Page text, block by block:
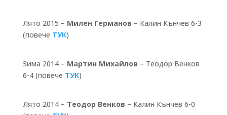
Лято 2015 – Милен Германов – Калин Кънчев 6-3
(повече ТУК)
Зима 2014 – Мартин Михайлов – Теодор Венков
6-4 (повече ТУК)
Лято 2014 – Теодор Венков – Калин Кънчев 6-0